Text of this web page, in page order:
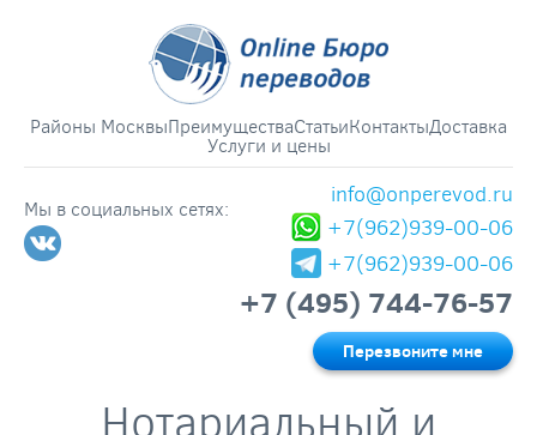
Районы МосквыПреимуществаСтатьиКонтактыДоставка
Услуги и цены
Мы в социальных сетях:
info@onperevod.ru
+7(962)939-00-06
+7(962)939-00-06
+7 (495) 744-76-57
Перезвоните мне
Нотариальный и